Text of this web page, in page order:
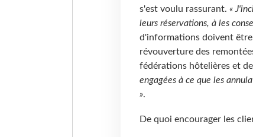
s'est voulu rassurant. «
leurs réservations, à les
d'informations doivent
révouverture des
fédérations hôtelières et
engagées à ce que les
».
De quoi encourager les